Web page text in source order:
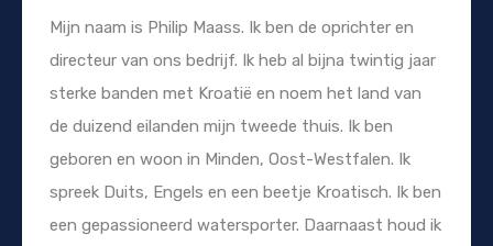
Mijn naam is Philip Maass. Ik ben de oprichter en
directeur van ons bedrijf. Ik heb al bijna twintig jaar
sterke banden met Kroatië en noem het land van
de duizend eilanden mijn tweede thuis. Ik ben
geboren en woon in Minden, Oost-Westfalen. Ik
spreek Duits, Engels en een beetje Kroatisch. Ik ben
een gepassioneerd watersporter. Daarnaast houd ik